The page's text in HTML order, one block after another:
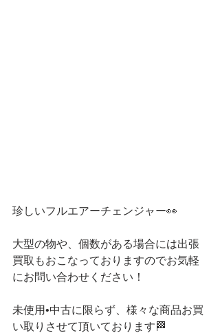
珍しいフルエアーチェンジャー👀
大型の物や、個数がある場合には出張
買取もおこなっておりますのでお気軽
にお問い合わせください！
未使用•中古に限らず、様々な商品お買
い取りさせて頂いております🏁